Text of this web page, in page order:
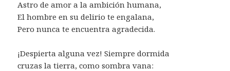
Astro de amor a la ambición humana,
El hombre en su delirio te engalana,
Pero nunca te encuentra agradecida.
¡Despierta alguna vez! Siempre dormida
cruzas la tierra, como sombra vana: